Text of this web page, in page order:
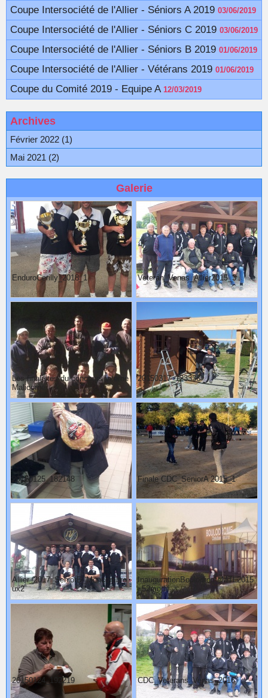
Coupe Intersociété de l'Allier - Séniors A 2019 03/06/2019
Coupe Intersociété de l'Allier - Séniors C 2019 03/06/2019
Coupe Intersociété de l'Allier - Séniors B 2019 01/06/2019
Coupe Intersociété de l'Allier - Vétérans 2019 01/06/2019
Coupe du Comité 2019 - Equipe A 12/03/2019
Archives
Février 2022 (1)
Mai 2021 (2)
Galerie
EnduroCerilly_2018_1 Veteran_Venas_Allier2015_3
Les finalistes du concours interne
Malicorne
20150317_123336
20150125_182148 Finale CDC_SeniorA 2015_1
Allier_2017_SeniorB_Moncombro
ux2
InaugurationBoulodromeMTL2015
_52modif
20150124_192219 CDC_Veterans_Venas_2016